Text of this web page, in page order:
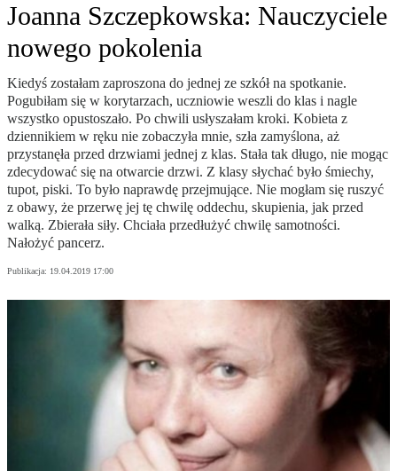
Joanna Szczepkowska: Nauczyciele
nowego pokolenia
Kiedyś zostałam zaproszona do jednej ze szkół na spotkanie.
Pogubiłam się w korytarzach, uczniowie weszli do klas i nagle
wszystko opustoszało. Po chwili usłyszałam kroki. Kobieta z
dziennikiem w ręku nie zobaczyła mnie, szła zamyślona, aż
przystanęła przed drzwiami jednej z klas. Stała tak długo, nie mogąc
zdecydować się na otwarcie drzwi. Z klasy słychać było śmiechy,
tupot, piski. To było naprawdę przejmujące. Nie mogłam się ruszyć
z obawy, że przerwę jej tę chwilę oddechu, skupienia, jak przed
walką. Zbierała siły. Chciała przedłużyć chwilę samotności.
Nałożyć pancerz.
Publikacja: 19.04.2019 17:00